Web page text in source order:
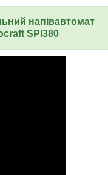
напівавтомат
SPI380